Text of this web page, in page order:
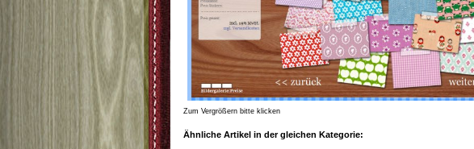
Zum Vergrößern bitte klicken
Ähnliche Artikel in der gleichen Kategorie: